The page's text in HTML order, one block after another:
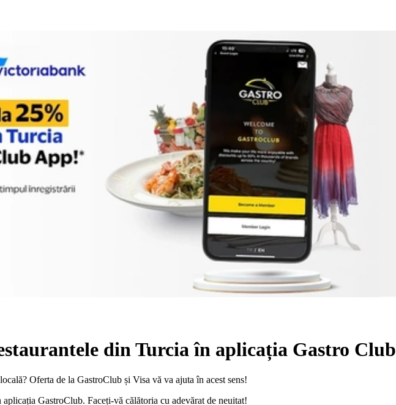
din Turcia în aplicația Gastro Club
Oferta de la GastroClub și Visa vă va ajuta în acest sens!
GastroClub. Faceți-vă călătoria cu adevărat de neuitat!